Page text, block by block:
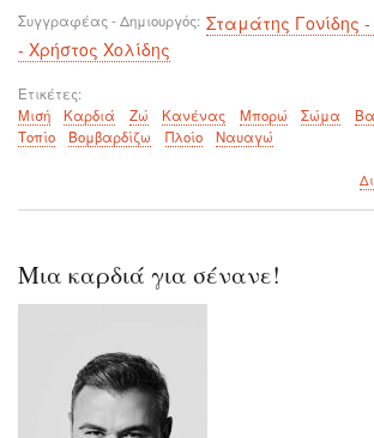
Συγγραφέας - Δημιουργός Σταμάτης Γονίδης
- Χρήστος Χολίδης
Ετικέτες
Μισή
Καρδιά Ζώ Κανένας Μπορώ Σώμα
Τοπίο
Βομβαρδίζω Πλοίο Ναυαγώ
Μια καρδιά για σένανε!